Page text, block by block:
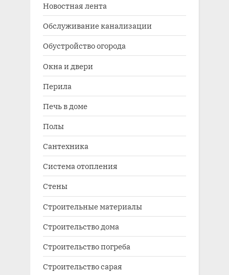
Новостная лента
Обслуживание канализации
Обустройство огорода
Окна и двери
Перила
Печь в доме
Полы
Сантехника
Система отопления
Стены
Строительные материалы
Строительство дома
Строительство погреба
Строительство сарая